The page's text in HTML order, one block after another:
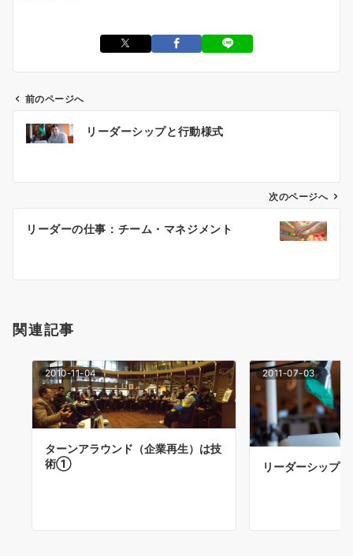
ン
前のページへ
リーダーシップと行動様式
次のページへ
リーダーの仕事：チーム・マネジメント
関連記事
2010-11-04
ターンアラウンド（企業再生）は技
術①
2011-07-03
リーダーシップ